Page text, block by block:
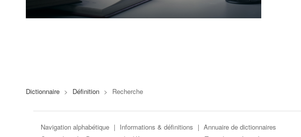
Dictionnaire > Définition > Recherche
Navigation alphabétique | Informations & définitions | Annuaire de dictionnaires